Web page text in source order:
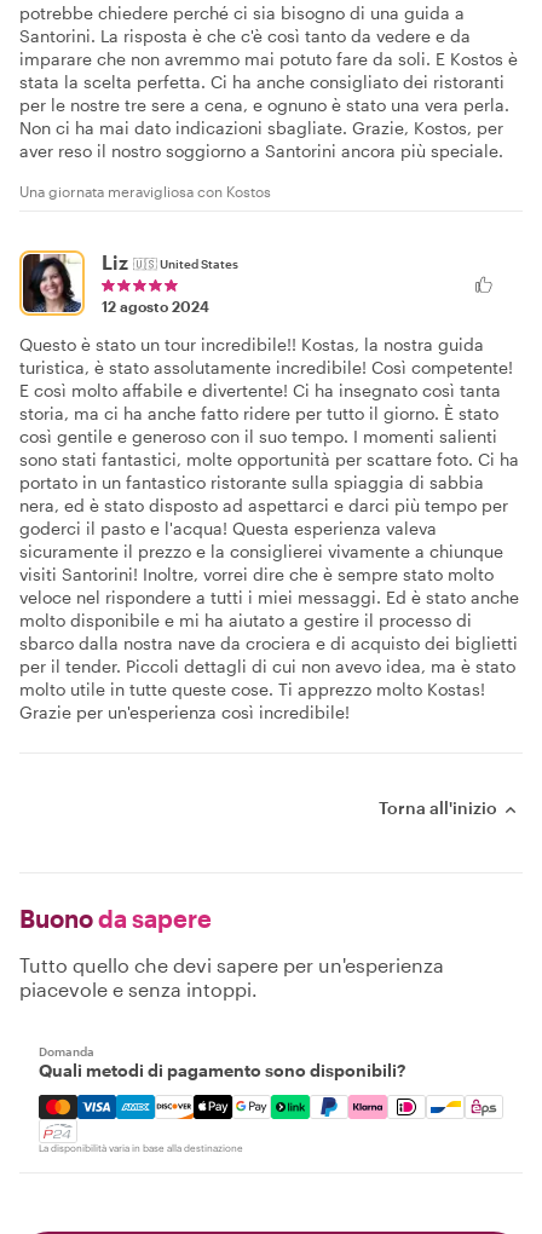
potrebbe chiedere perché ci sia bisogno di una guida a
Santorini. La risposta è che c'è così tanto da vedere e da
imparare che non avremmo mai potuto fare da soli. E Kostos è
stata la scelta perfetta. Ci ha anche consigliato dei ristoranti
per le nostre tre sere a cena, e ognuno è stato una vera perla.
Non ci ha mai dato indicazioni sbagliate. Grazie, Kostos, per
aver reso il nostro soggiorno a Santorini ancora più speciale.
Una giornata meravigliosa con Kostos
Liz 🇺🇸United States
12 agosto 2024
Questo è stato un tour incredibile!! Kostas, la nostra guida
turistica, è stato assolutamente incredibile! Così competente!
E così molto affabile e divertente! Ci ha insegnato così tanta
storia, ma ci ha anche fatto ridere per tutto il giorno. È stato
così gentile e generoso con il suo tempo. I momenti salienti
sono stati fantastici, molte opportunità per scattare foto. Ci ha
portato in un fantastico ristorante sulla spiaggia di sabbia
nera, ed è stato disposto ad aspettarci e darci più tempo per
goderci il pasto e l'acqua! Questa esperienza valeva
sicuramente il prezzo e la consiglierei vivamente a chiunque
visiti Santorini! Inoltre, vorrei dire che è sempre stato molto
veloce nel rispondere a tutti i miei messaggi. Ed è stato anche
molto disponibile e mi ha aiutato a gestire il processo di
sbarco dalla nostra nave da crociera e di acquisto dei biglietti
per il tender. Piccoli dettagli di cui non avevo idea, ma è stato
molto utile in tutte queste cose. Ti apprezzo molto Kostas!
Grazie per un'esperienza così incredibile!
Torna all'inizio
Buonoda sapere
Tutto quello che devi sapere per un'esperienza
piacevole e senza intoppi.
Domanda
Quali metodi di pagamento sono disponibili?
Mastercard, Visa, Amex, Discover, Apple Pay, Google
La disponibilità varia in base alla destinazione